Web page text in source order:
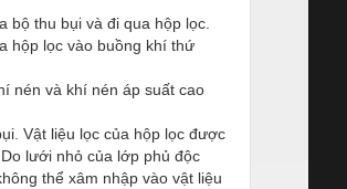
bộ thu bụi và đi qua hộp lọc.
hộp lọc vào buồng khí thứ
nén và khí nén áp suất cao
Vật liệu lọc của hộp lọc được
lưới nhỏ của lớp phủ độc
thể xâm nhập vào vật liệu